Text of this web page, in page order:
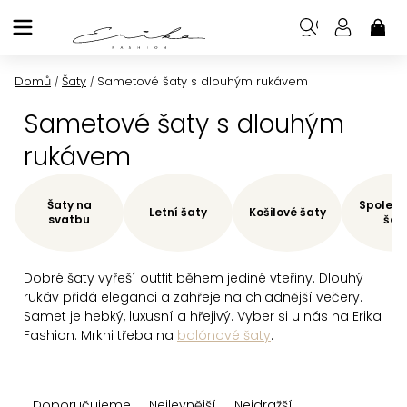
na
Domů / Šaty / Sametové šaty s dlouhým rukávem
Sametové šaty s dlouhým
rukávem
Dobré šaty vyřeší outfit během jediné vteřiny. Dlouhý
rukáv přidá eleganci a zahřeje na chladnější večery.
Samet je hebký, luxusní a hřejivý. Vyber si u nás na Erika
Fashion. Mrkni třeba na balónové šaty.
Šaty na
svatbu
Letní šaty Košilové šaty